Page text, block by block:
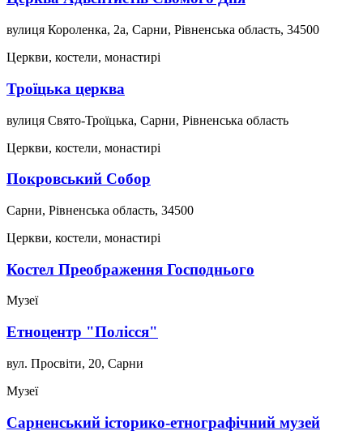
вулиця Короленка, 2a, Сарни, Рівненська область, 34500
Церкви, костели, монастирі
Троїцька церква
вулиця Свято-Троїцька, Сарни, Рівненська область
Церкви, костели, монастирі
Покровський Собор
Сарни, Рівненська область, 34500
Церкви, костели, монастирі
Костел Преображення Господнього
Музеї
Етноцентр "Полісся"
вул. Просвіти, 20, Сарни
Музеї
Сарненський історико-етнографічний музей